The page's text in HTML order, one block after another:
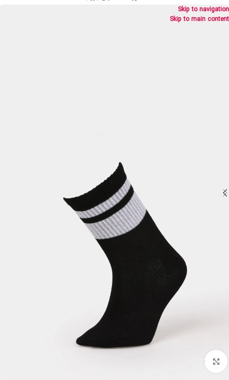
Skip to navigation
Skip to main content
برای بزرگنمایی کلیک کنید